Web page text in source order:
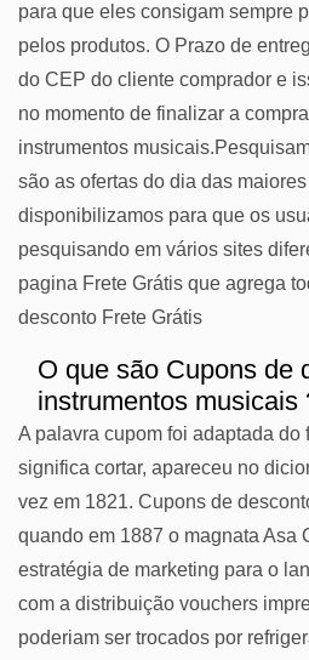
para que eles consigam sempre
pelos produtos. O Prazo de
do CEP do cliente comprador e
no momento de finalizar a
instrumentos
são as ofertas do dia das
disponibilizamos para que os
pesquisando em vários sites
pagina Frete Grátis que agrega
desconto Frete Grátis
O que são Cupons de
instrumentos musicais
A palavra cupom foi adaptada do
significa cortar, apareceu no
vez em 1821. Cupons de
quando em 1887 o magnata Asa
estratégia de marketing para o
com a distribuição vouchers
poderiam ser trocados por